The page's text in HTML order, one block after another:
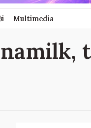
Multimedia